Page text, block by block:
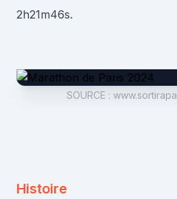
2h21m46s.
SOURCE :
Histoire